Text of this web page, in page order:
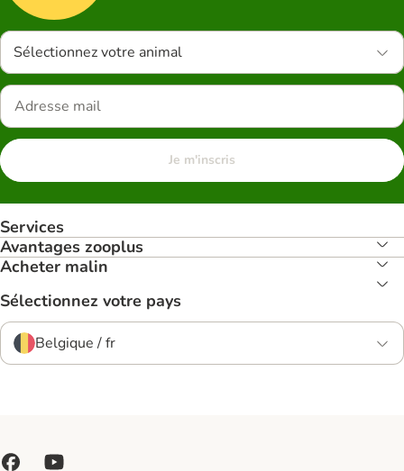
Sélectionnez votre animal
Je m'inscris
Services
Avantages zooplus
Acheter malin
Sélectionnez votre pays
Belgique / fr